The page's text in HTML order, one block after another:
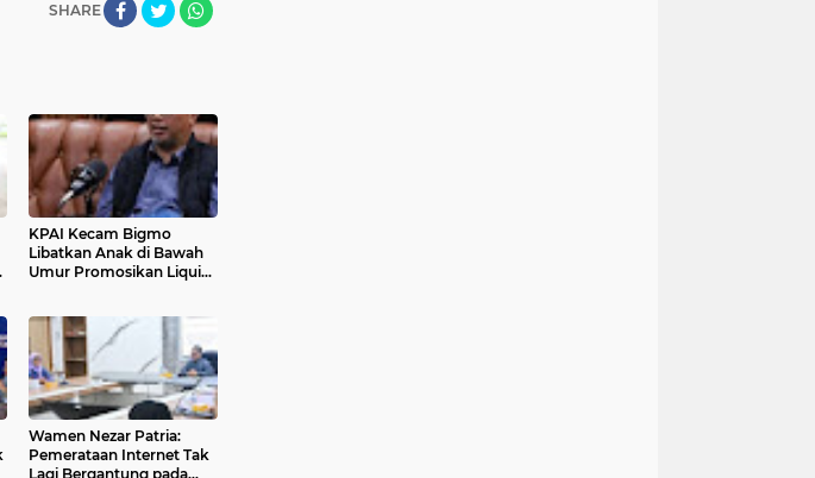
SHARE
KPAI Kecam Bigmo
Libatkan Anak di Bawah
Umur Promosikan Liquid
Wamen Nezar Patria:
Pemerataan Internet Tak
Lagi Bergantung pada